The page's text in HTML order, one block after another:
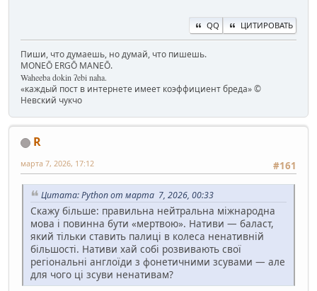
QQ ЦИТИРОВАТЬ
Пиши, что думаешь, но думай, что пишешь.
MONEŌ ERGŌ MANEŌ.
Waheeba dokin ʔebi naha.
«каждый пост в интернете имеет коэффициент бреда» ©
Невский чукчо
R
#161
марта 7, 2026, 17:12
Цитата: Python от марта 7, 2026, 00:33
Скажу більше: правильна нейтральна міжнародна
мова і повинна бути «мертвою». Нативи — баласт,
який тільки ставить палиці в колеса ненативній
більшості. Нативи хай собі розвивають свої
регіональні англоїди з фонетичними зсувами — але
для чого ці зсуви ненативам?